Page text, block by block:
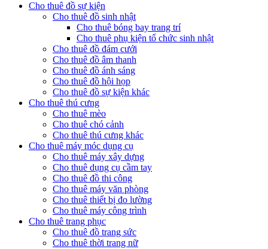
Cho thuê đồ sự kiện
Cho thuê đồ sinh nhật
Cho thuê bóng bay trang trí
Cho thuê phụ kiện tổ chức sinh nhật
Cho thuê đồ đám cưới
Cho thuê đồ âm thanh
Cho thuê đồ ánh sáng
Cho thuê đồ hội họp
Cho thuê đồ sự kiện khác
Cho thuê thú cưng
Cho thuê mèo
Cho thuê chó cảnh
Cho thuê thú cưng khác
Cho thuê máy móc dụng cụ
Cho thuê máy xây dựng
Cho thuê dụng cụ cầm tay
Cho thuê đồ thi công
Cho thuê máy văn phòng
Cho thuê thiết bị đo lường
Cho thuê máy công trình
Cho thuê trang phục
Cho thuê đồ trang sức
Cho thuê thời trang nữ